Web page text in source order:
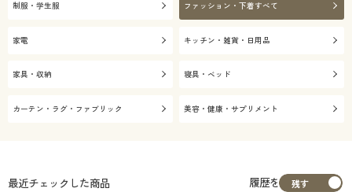
制服・学生服 ファッション・下着すべて
家電 キッチン・雑貨・日用品
家具・収納 寝具・ベッド
カーテン・ラグ・ファブリック 美容・健康・サプリメント
最近チェックした商品
履歴を